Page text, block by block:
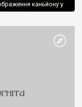
каньйону у